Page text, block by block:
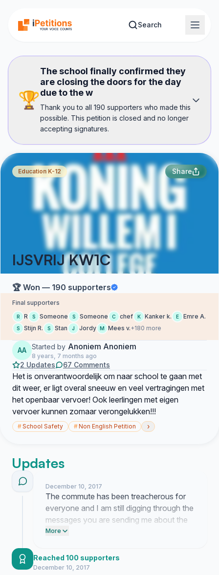
Search
🏆
The school finally confirmed they
are closing the doors for the day
due to the w
Thank you to all 190 supporters who made this
possible. This petition is closed and no longer
accepting signatures.
Education K-12 Share
IJSVRIJ KW1C
🏆 Won — 190 supporters
Final supporters
R R S Someone S Someone C chef K Kanker k. E Emre A.
S Stijn R. S Stan J Jordy M Mees v.+180 more
AA Started by Anoniem Anoniem
8 years, 7 months ago
2 Updates 67 Comments
Het is onverantwoordelijk om naar school te gaan met
dit weer, er ligt overal sneeuw en veel vertragingen met
het openbaar vervoer! Ook leerlingen met eigen
vervoer kunnen zomaar verongelukken!!!
#School Safety #Non English Petition ›
Updates
December 10, 2017
The commute has been treacherous for
everyone and I am still digging through the
messages you are sending me about the
dangerous road conditions. I am working
administration even though they have
been slow to acknowledge the severity of
More
Reached 100 supporters
December 10, 2017